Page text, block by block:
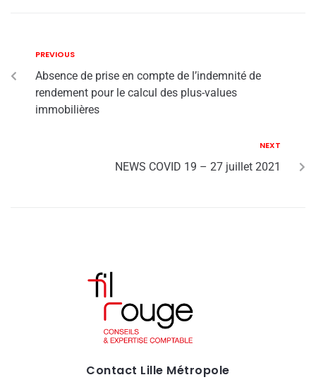
PREVIOUS
Absence de prise en compte de l’indemnité de
rendement pour le calcul des plus-values
immobilières
NEXT
NEWS COVID 19 – 27 juillet 2021
Contact Lille Métropole